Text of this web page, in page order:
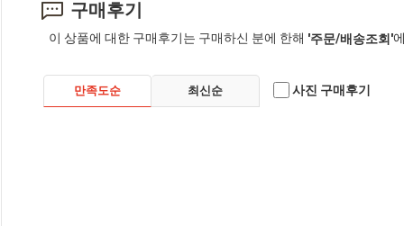
구매후기
이 상품에 대한 구매후기는 구매하신 분에 한해 '주문/배송조회'
만족도순 최신순 사진 구매후기